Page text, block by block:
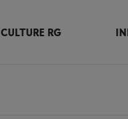
CULTURE RG